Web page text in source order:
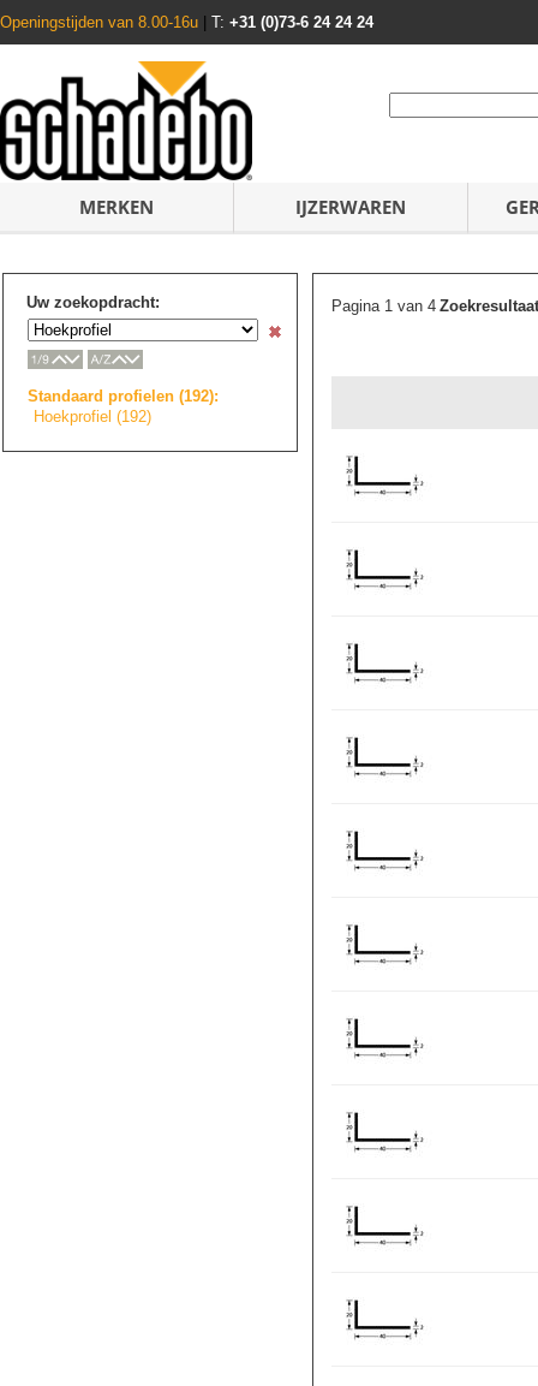
Openingstijden van 8.00-16u T: +31 (0)73-6 24 24 24
MERKEN IJZERWAREN
Uw zoekopdracht:
Standaard profielen (192):
Hoekprofiel (192)
Pagina 1 van 4Zoekresultaat